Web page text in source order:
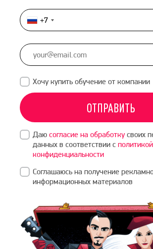
Россия
+7
+7
Хочу купить обучение от компании
ОТПРАВИТЬ
Даю согласие на обработкусвоих
данных в соответствии с политикой
конфиденциальности
Соглашаюсь на получение
информационных материалов